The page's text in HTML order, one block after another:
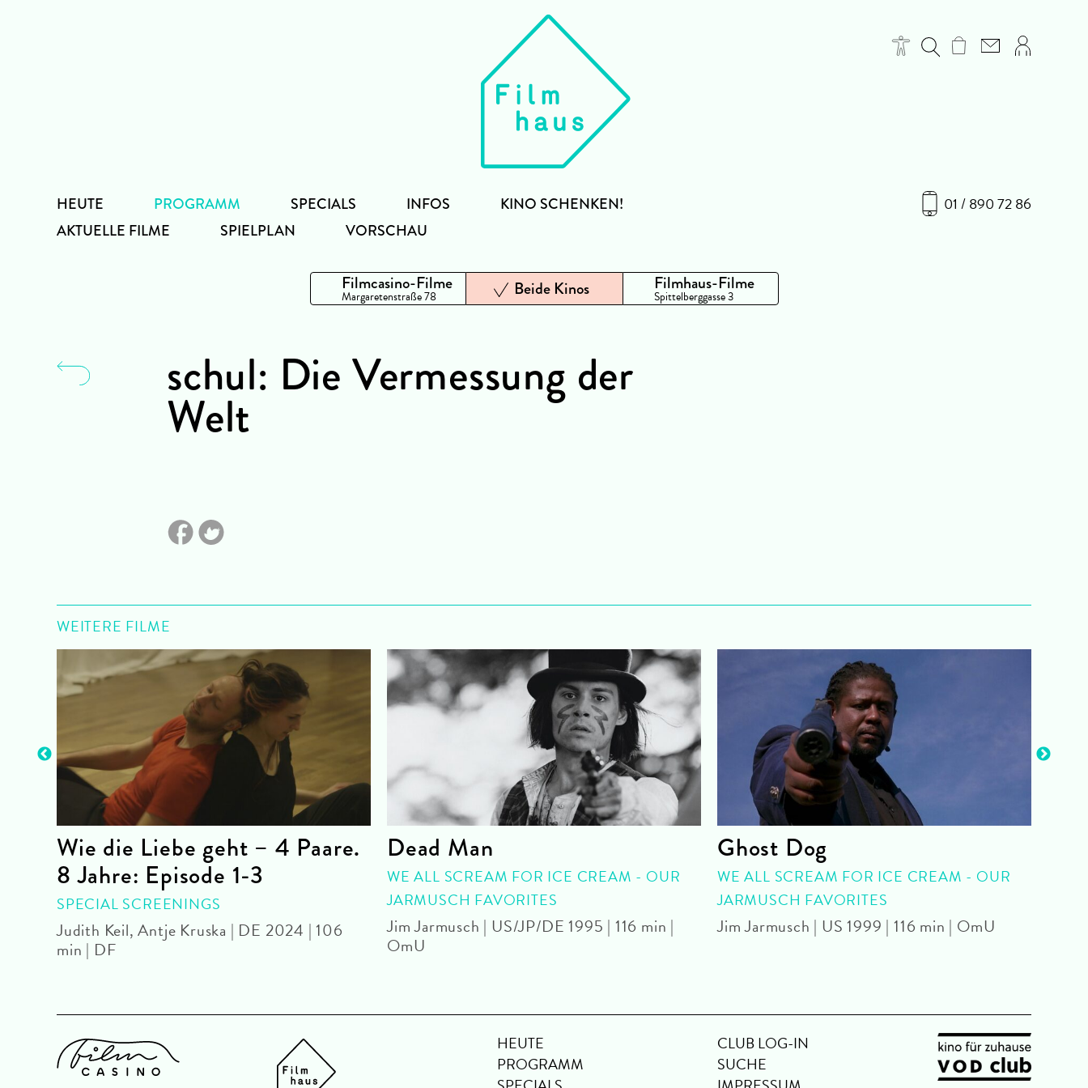
01 / 890 72 86
HEUTE
PROGRAMM
AKTUELLE FILME
SPIELPLAN VORSCHAU
SPECIALS INFOS KINO SCHENKEN!
Filmcasino-Filme
Margaretenstraße 78 Beide Kinos Filmhaus-Filme
Spittelberggasse 3
schul: Die Vermessung der
Welt
WEITERE FILME
Wie die Liebe geht – 4 Paare.
8 Jahre: Episode 1-3
SPECIAL SCREENINGS
Judith Keil, Antje Kruska | DE 2024 | 106
min | DF
Dead Man
WE ALL SCREAM FOR ICE CREAM - OUR
JARMUSCH FAVORITES
Jim Jarmusch | US/JP/DE 1995 | 116 min |
OmU
Ghost Dog
WE ALL SCREAM FOR ICE CREAM - OUR
JARMUSCH FAVORITES
Jim Jarmusch | US 1999 | 116 min | OmU
HEUTE
PROGRAMM
CLUB LOG-IN
SUCHE